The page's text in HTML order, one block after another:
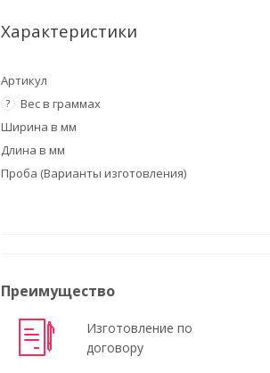
Характеристики
Артикул
? Вес в граммах
Ширина в мм
Длина в мм
Проба (Варианты изготовления)
Преимущество
Изготовление по
договору